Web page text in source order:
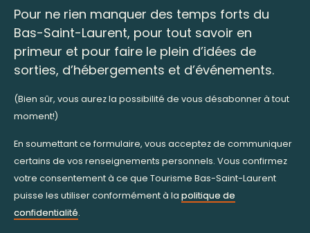
Pour ne rien manquer des temps forts du
Bas-Saint-Laurent, pour tout savoir en
primeur et pour faire le plein d’idées de
sorties, d’hébergements et d’événements.
(Bien sûr, vous aurez la possibilité de vous désabonner à tout
moment!)
En soumettant ce formulaire, vous acceptez de communiquer
certains de vos renseignements personnels. Vous confirmez
votre consentement à ce que Tourisme Bas-Saint-Laurent
puisse les utiliser conformément à la politique de
confidentialité.